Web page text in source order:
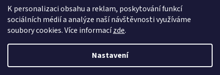
K personalizaci obsahu a reklam, poskytování funkcí
sociálních médií a analýze naší návštěvnosti využíváme
soubory cookies. Více informacízde.
Nastavení
PŘIHLÁSIT SE